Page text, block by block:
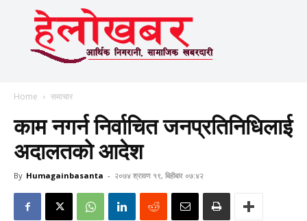
Home समाचार
काम नगर्न निर्वाचित जनप्रतिनिधिलाई
अदालतको आदेश
By Humagainbasanta - २०७४ श्रावण १९, बिहीबार ०७:४२